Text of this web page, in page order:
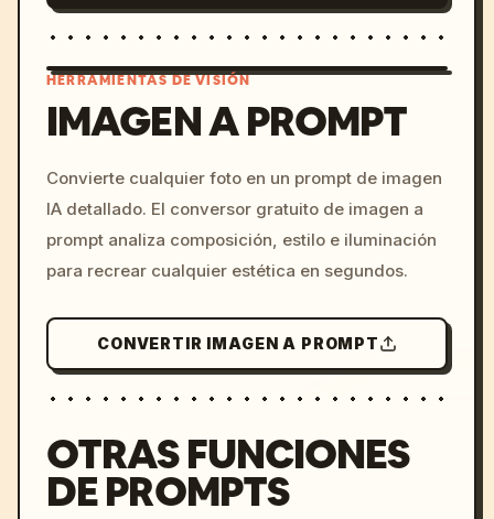
c, cyberpunk sunset, neon
colors, 8k --v 6.0
HERRAMIENTAS DE VISIÓN
IMAGEN A PROMPT
Convierte cualquier foto en un prompt de imagen
IA detallado. El conversor gratuito de imagen a
prompt analiza composición, estilo e iluminación
para recrear cualquier estética en segundos.
CONVERTIR IMAGEN A PROMPT
OTRAS FUNCIONES
DE PROMPTS